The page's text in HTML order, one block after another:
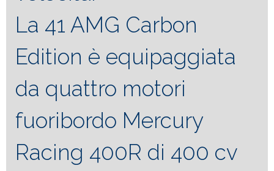
La 41 AMG Carbon
Edition è equipaggiata
da quattro motori
fuoribordo Mercury
Racing 400R di 400 cv